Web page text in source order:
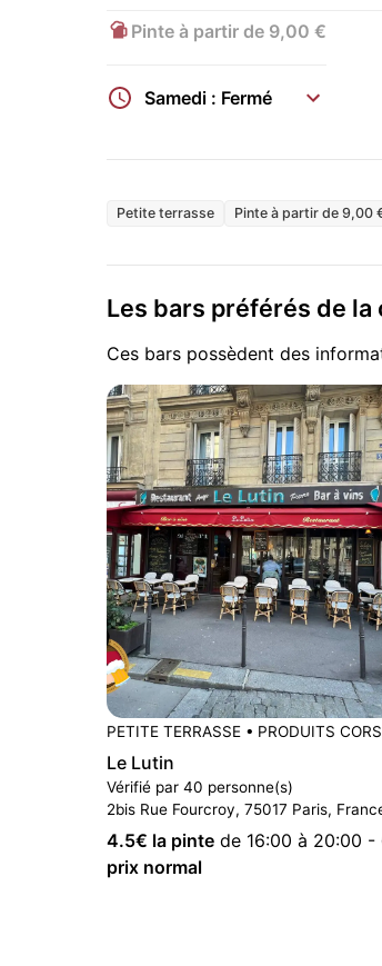
Pinte à partir de 9,00 €
Samedi : Fermé
Petite terrasse Pinte à partir de 9,00
Les bars préférés de
Ces bars possèdent des
PETITE TERRASSE • PRODUITS
Le Lutin
Vérifié par 40 personne(s)
2bis Rue Fourcroy, 75017 Paris,
4.5€ la pinte de 16:00 à 20:00 -
prix normal